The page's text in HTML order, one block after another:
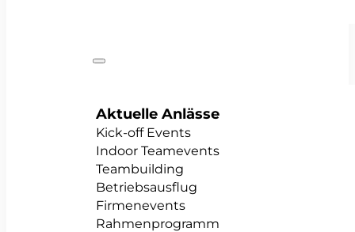
Aktuelle Anlässe
Kick-off Events
Indoor Teamevents
Teambuilding
Betriebsausflug
Firmenevents
Rahmenprogramm